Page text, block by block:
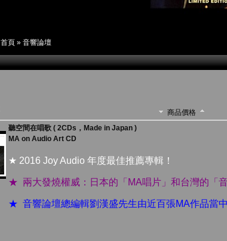
首頁 » 音響論壇
商品價格
聽空間在唱歌 ( 2CDs，Made in Japan )
MA on Audio Art CD
★ 2016 Joy Audio 年度最佳推薦專輯！
★ 兩大發燒權威：日本的「MA唱片」和台灣的「
★ 音響論壇總編輯劉漢盛先生由近百張MA作品當